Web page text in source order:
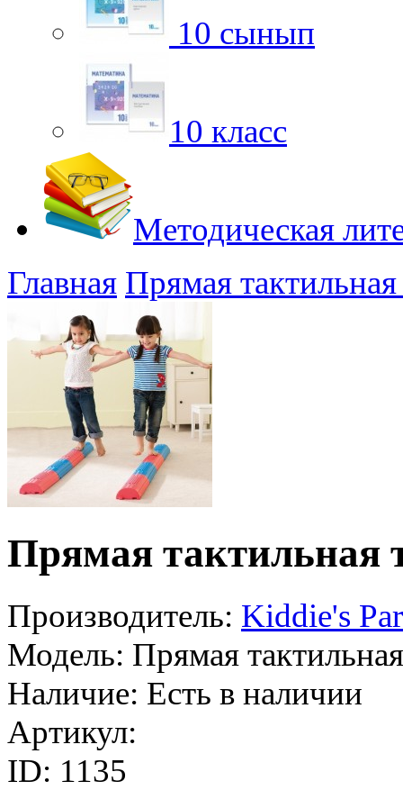
10 сынып
10 класс
Методическая
Главная Прямая
Прямая тактильная
Производитель: Kiddie's
Модель: Прямая
Наличие: Есть в наличии
Артикул:
ID: 1135